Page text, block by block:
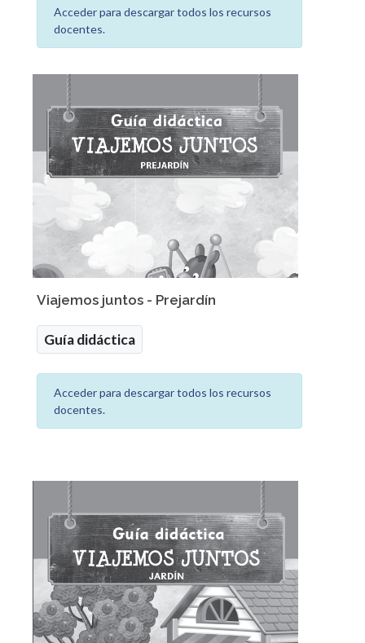
Acceder para descargar todos los recursos
docentes.
Viajemos juntos - Prejardín
Guía didáctica
Acceder para descargar todos los recursos
docentes.